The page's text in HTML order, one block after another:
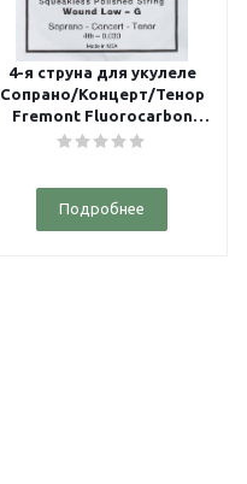
4-я струна для укулеле
Сопрано/Концерт/Тенор
Fremont Fluorocarbon
Fremont Wound Low-G
Подробнее